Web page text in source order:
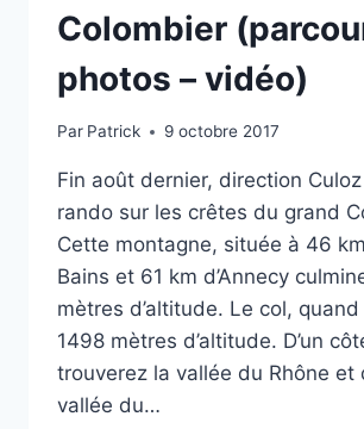
Colombier
photos – vidéo)
Par Patrick 9 octobre 2017
Fin août dernier, direction
rando sur les crêtes du grand
Cette montagne, située à 46 km
Bains et 61 km d’Annecy
mètres d’altitude. Le col,
1498 mètres d’altitude. D’un
trouverez la vallée du Rhône et
vallée du…